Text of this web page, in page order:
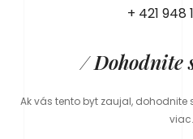
+ 421 948
/ Dohodnite
Ak vás tento byt zaujal,
viac.